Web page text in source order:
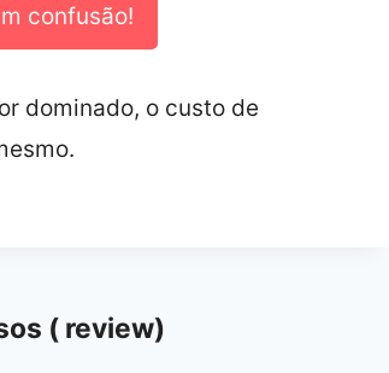
confusão!
dominado, o custo de
( review)